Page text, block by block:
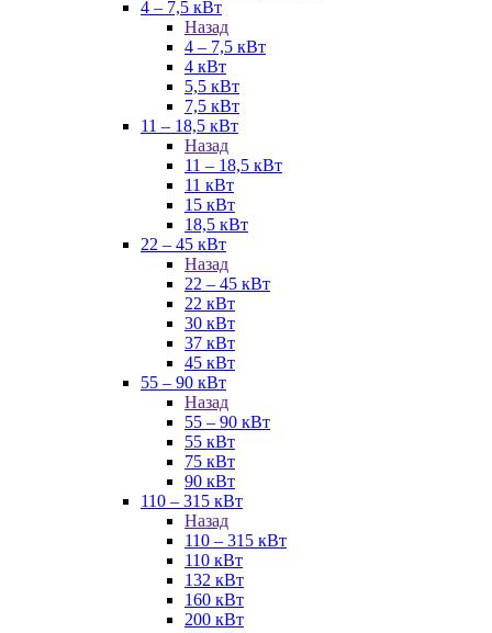
4 – 7,5 кВт
Назад
4 – 7,5 кВт
4 кВт
5,5 кВт
7,5 кВт
11 – 18,5 кВт
Назад
11 – 18,5 кВт
11 кВт
15 кВт
18,5 кВт
22 – 45 кВт
Назад
22 – 45 кВт
22 кВт
30 кВт
37 кВт
45 кВт
55 – 90 кВт
Назад
55 – 90 кВт
55 кВт
75 кВт
90 кВт
110 – 315 кВт
Назад
110 – 315 кВт
110 кВт
132 кВт
160 кВт
200 кВт